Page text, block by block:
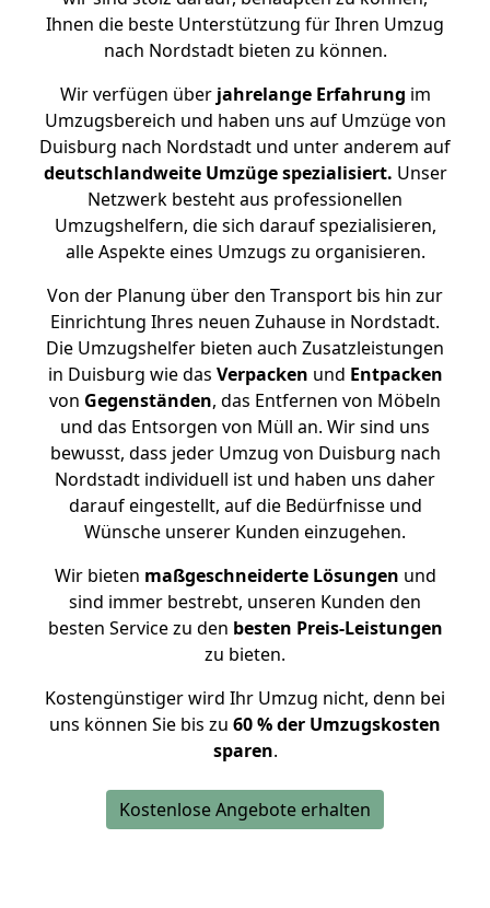
Ihnen die beste Unterstützung für Ihren Umzug
nach Nordstadt bieten zu können.
Wir verfügen überjahrelange Erfahrung im
Umzugsbereich und haben uns auf Umzüge von
Duisburg nach Nordstadt und unter anderem auf
deutschlandweite Umzüge spezialisiert. Unser
Netzwerk besteht aus professionellen
Umzugshelfern, die sich darauf spezialisieren,
alle Aspekte eines Umzugs zu organisieren.
Von der Planung über den Transport bis hin zur
Einrichtung Ihres neuen Zuhause in Nordstadt.
Die Umzugshelfer bieten auch Zusatzleistungen
in Duisburg wie das Verpacken und Entpacken
von Gegenständen, das Entfernen von Möbeln
und das Entsorgen von Müll an. Wir sind uns
bewusst, dass jeder Umzug von Duisburg nach
Nordstadt individuell ist und haben uns daher
darauf eingestellt, auf die Bedürfnisse und
Wünsche unserer Kunden einzugehen.
Wir bieten maßgeschneiderte Lösungen und
sind immer bestrebt, unseren Kunden den
besten Service zu den besten Preis-Leistungen
zu bieten.
Kostengünstiger wird Ihr Umzug nicht, denn bei
uns können Sie bis zu 60 % der Umzugskosten
sparen.
Kostenlose Angebote erhalten